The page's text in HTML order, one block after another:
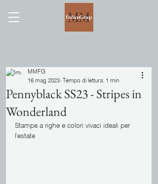
Pennyblack SS23 - Stripes in
Wonderland
MMFG
16 mag 2023 Tempo di lettura: 1 min
Stampe a righe e colori vivaci ideali per
l'estate